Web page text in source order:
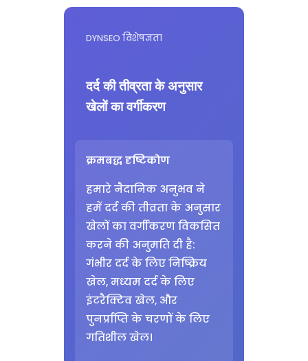
DYNSEO विशेषज्ञता
दर्द की तीव्रता के अनुसार
खेलों का वर्गीकरण
क्रमबद्ध दृष्टिकोण
हमारे नैदानिक अनुभव ने
हमें दर्द की तीव्रता के अनुसार
खेलों का वर्गीकरण विकसित
करने की अनुमति दी है:
गंभीर दर्द के लिए निष्क्रिय
खेल, मध्यम दर्द के लिए
इंटरैक्टिव खेल, और
पुनर्प्राप्ति के चरणों के लिए
गतिशील खेल।